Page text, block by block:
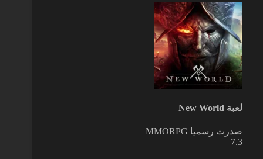
لعبة New World
صدرت رسميا MMORPG
7.3